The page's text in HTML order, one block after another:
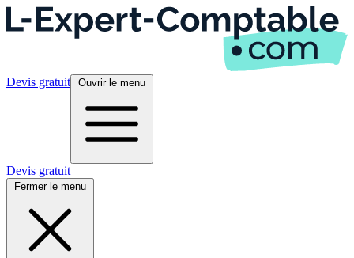
Devis gratuit Ouvrir le menu
Devis gratuit
Fermer le menu